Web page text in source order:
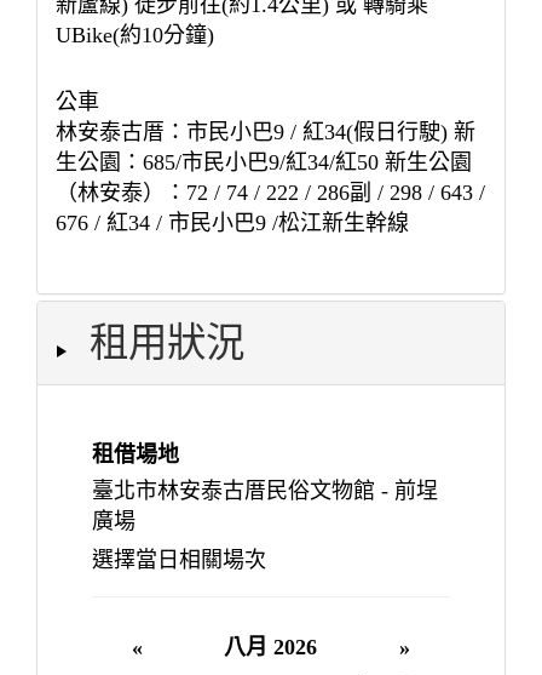
新蘆線) 徒步前往(約1.4公里) 或 轉騎乘
UBike(約10分鐘)
公車
林安泰古厝：市民小巴9 / 紅34(假日行駛) 新
生公園：685/市民小巴9/紅34/紅50 新生公園
（林安泰）：72 / 74 / 222 / 286副 / 298 / 643 /
676 / 紅34 / 市民小巴9 /松江新生幹線
租用狀況
租借場地
臺北市林安泰古厝民俗文物館 - 前埕
廣場
選擇當日相關場次
« 八月 2026
»